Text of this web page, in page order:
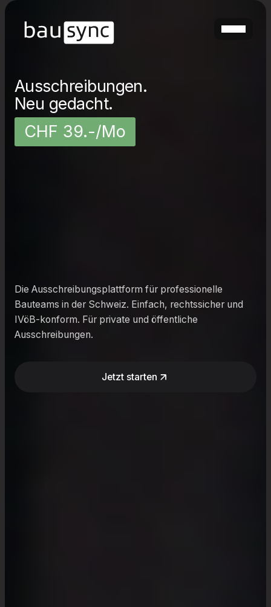
Ausschreibungen.
Neu gedacht.
CHF 39.-/Mo
Die Ausschreibungsplattform für professionelle
Bauteams in der Schweiz. Einfach, rechtssicher und
IVöB-konform. Für private und öffentliche
Ausschreibungen.
Jetzt starten